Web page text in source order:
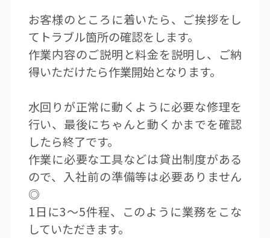
お客様のところに着いたら、ご挨拶をし
てトラブル箇所の確認をします。
作業内容のご説明と料金を説明し、ご納
得いただけたら作業開始となります。
水回りが正常に動くように必要な修理を
行い、最後にちゃんと動くかまでを確認
したら終了です。
作業に必要な工具などは貸出制度がある
ので、入社前の準備等は必要ありません
◎
1日に3〜5件程、このように業務をこな
していただきます。